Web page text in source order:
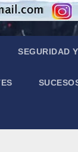
SEGURIDAD